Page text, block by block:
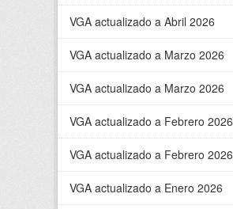
VGA actualizado a Abril 2026
VGA actualizado a Marzo 2026
VGA actualizado a Marzo 2026
VGA actualizado a Febrero 2026
VGA actualizado a Febrero 2026
VGA actualizado a Enero 2026